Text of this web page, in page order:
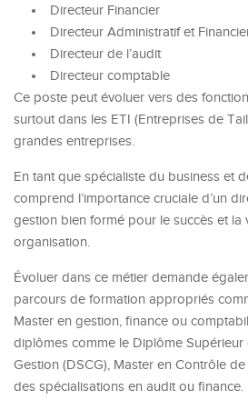
Directeur Financier
Directeur Administratif et
Directeur de l’audit
Directeur comptable
Ce poste peut évoluer vers des
surtout dans les ETI (Entreprises de
grandes entreprises.
En tant que spécialiste du business et
comprend l’importance cruciale d’un
gestion bien formé pour le succès et la
organisation.
Évoluer dans ce métier demande
parcours de formation appropriés
Master en gestion, finance ou
diplômes comme le Diplôme
Gestion (DSCG), Master en Contrôle
des spécialisations en audit ou finance.